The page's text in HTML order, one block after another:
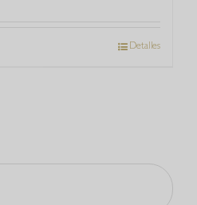
Detalles